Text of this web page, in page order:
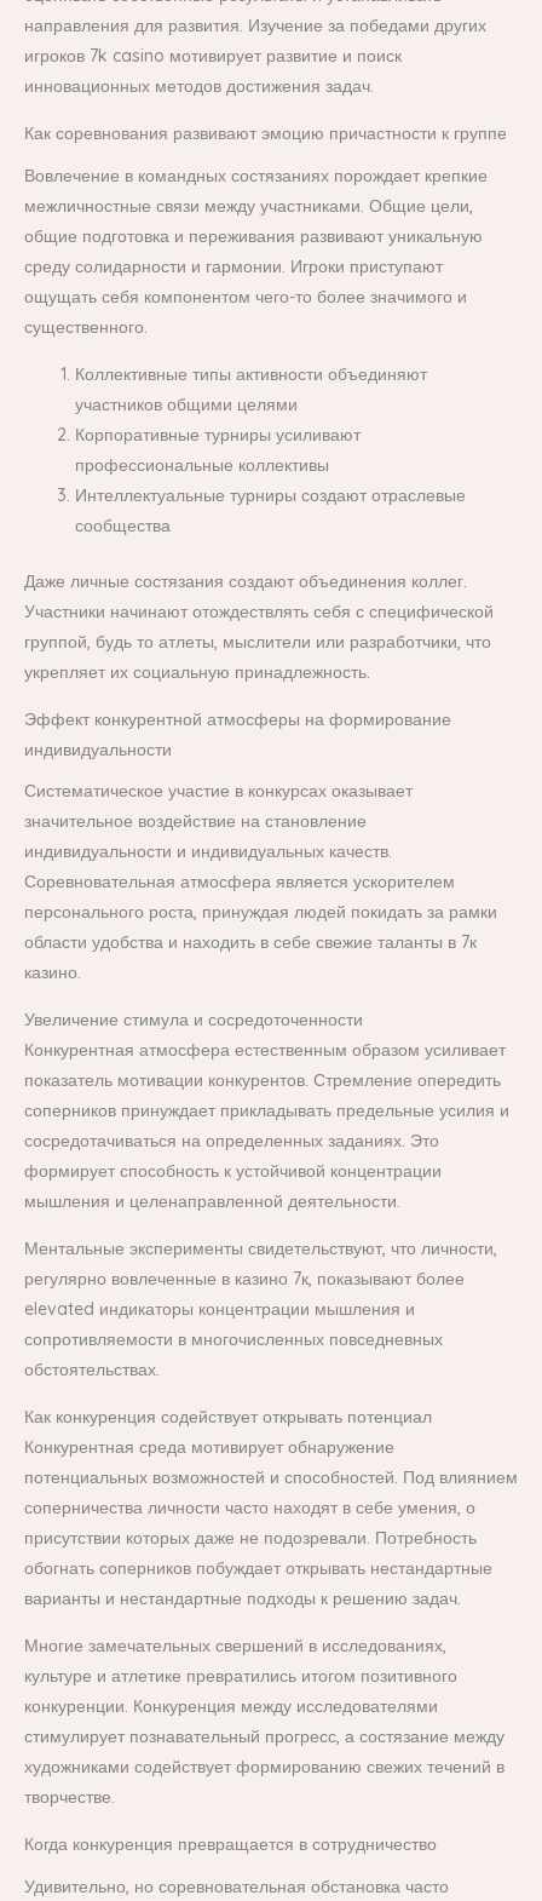
направления для развития. Изучение за победами других
игроков 7k casino мотивирует развитие и поиск
инновационных методов достижения задач.
Как соревнования развивают эмоцию причастности к группе
Вовлечение в командных состязаниях порождает крепкие
межличностные связи между участниками. Общие цели,
общие подготовка и переживания развивают уникальную
среду солидарности и гармонии. Игроки приступают
ощущать себя компонентом чего-то более значимого и
существенного.
Коллективные типы активности объединяют
участников общими целями
Корпоративные турниры усиливают
профессиональные коллективы
Интеллектуальные турниры создают отраслевые
сообщества
Даже личные состязания создают объединения коллег.
Участники начинают отождествлять себя с специфической
группой, будь то атлеты, мыслители или разработчики, что
укрепляет их социальную принадлежность.
Эффект конкурентной атмосферы на формирование
индивидуальности
Систематическое участие в конкурсах оказывает
значительное воздействие на становление
индивидуальности и индивидуальных качеств.
Соревновательная атмосфера является ускорителем
персонального роста, принуждая людей покидать за рамки
области удобства и находить в себе свежие таланты в 7к
казино.
Увеличение стимула и сосредоточенности
Конкурентная атмосфера естественным образом усиливает
показатель мотивации конкурентов. Стремление опередить
соперников принуждает прикладывать предельные усилия и
сосредотачиваться на определенных заданиях. Это
формирует способность к устойчивой концентрации
мышления и целенаправленной деятельности.
Ментальные эксперименты свидетельствуют, что личности,
регулярно вовлеченные в казино 7к, показывают более
elevated индикаторы концентрации мышления и
сопротивляемости в многочисленных повседневных
обстоятельствах.
Как конкуренция содействует открывать потенциал
Конкурентная среда мотивирует обнаружение
потенциальных возможностей и способностей. Под влиянием
соперничества личности часто находят в себе умения, о
присутствии которых даже не подозревали. Потребность
обогнать соперников побуждает открывать нестандартные
варианты и нестандартные подходы к решению задач.
Многие замечательных свершений в исследованиях,
культуре и атлетике превратились итогом позитивного
конкуренции. Конкуренция между исследователями
стимулирует познавательный прогресс, а состязание между
художниками содействует формированию свежих течений в
творчестве.
Когда конкуренция превращается в сотрудничество
Удивительно, но соревновательная обстановка часто